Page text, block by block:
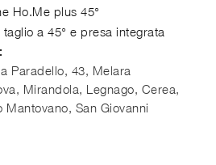
Ho.Me plus 45°
a 45° e presa integrata
Paradello, 43, Melara
Mirandola, Legnago, Cerea,
San Giovanni